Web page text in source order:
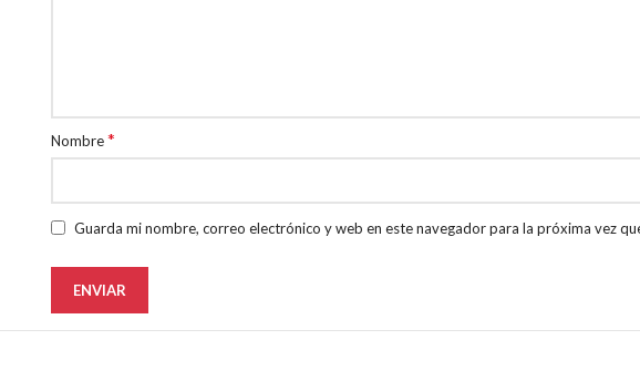
Nombre*
Guarda mi nombre, correo electrónico y web en este navegador para la próxima vez